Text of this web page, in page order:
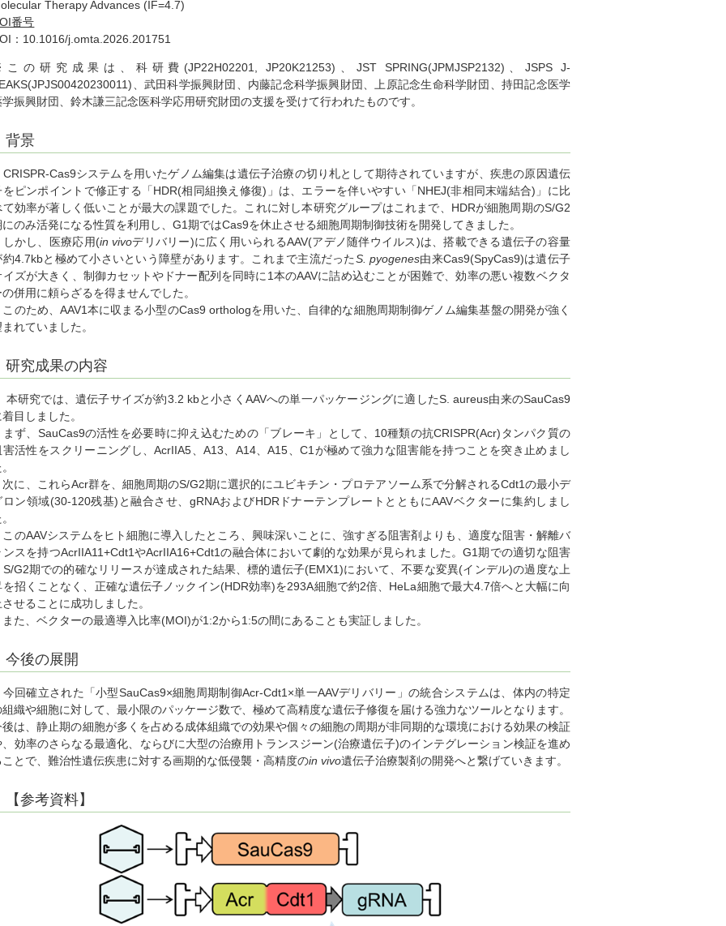
Therapy Advances (IF=4.7)
番号
：10.1016/j.omta.2026.201751
の研究成果は、科研費(JP22H02201, JP20K21253)、JST SPRING(JPMJSP2132)、JSPS J-
、武田科学振興財団、内藤記念科学振興財団、上原記念生命科学財団、持田記念医学
学振興財団、鈴木謙三記念医科学応用研究財団の支援を受けて行われたものです。
背景
Cas9システムを用いたゲノム編集は遺伝子治療の切り札として期待されていますが、疾患の原因遺伝
をピンポイントで修正する「HDR(相同組換え修復)」は、エラーを伴いやすい「NHEJ(非相同末端結合)」に比
て効率が著しく低いことが最大の課題でした。これに対し本研究グループはこれまで、HDRが細胞周期のS/G2
にのみ活発になる性質を利用し、G1期ではCas9を休止させる細胞周期制御技術を開発してきました。
かし、医療応用(in vivoデリバリー)に広く用いられるAAV(アデノ随伴ウイルス)は、搭載できる遺伝子の容量
約4.7kbと極めて小さいという障壁があります。これまで主流だったS. pyogenes由来Cas9(SpyCas9)は遺伝子
イズが大きく、制御カセットやドナー配列を同時に1本のAAVに詰め込むことが困難で、効率の悪い複数ベクタ
の併用に頼らざるを得ませんでした。
のため、AAV1本に収まる小型のCas9 orthologを用いた、自律的な細胞周期制御ゲノム編集基盤の開発が強く
れていました。
研究成果の内容
研究では、遺伝子サイズが約3.2 kbと小さくAAVへの単一パッケージングに適したS. aureus由来のSauCas9
目しました。
ず、SauCas9の活性を必要時に抑え込むための「ブレーキ」として、10種類の抗CRISPR(Acr)タンパク質の
害活性をスクリーニングし、AcrIIA5、A13、A14、A15、C1が極めて強力な阻害能を持つことを突き止めまし
に、これらAcr群を、細胞周期のS/G2期に選択的にユビキチン・プロテアソーム系で分解されるCdt1の最小デ
ロン領域(30-120残基)と融合させ、gRNAおよびHDRドナーテンプレートとともにAAVベクターに集約しまし
のAAVシステムをヒト細胞に導入したところ、興味深いことに、強すぎる阻害剤よりも、適度な阻害・解離バ
ンスを持つAcrIIA11+Cdt1やAcrIIA16+Cdt1の融合体において劇的な効果が見られました。G1期での適切な阻害
S/G2期での的確なリリースが達成された結果、標的遺伝子(EMX1)において、不要な変異(インデル)の過度な上
を招くことなく、正確な遺伝子ノックイン(HDR効率)を293A細胞で約2倍、HeLa細胞で最大4.7倍へと大幅に向
させることに成功しました。
た、ベクターの最適導入比率(MOI)が1:2から1:5の間にあることも実証しました。
今後の展開
回確立された「小型SauCas9×細胞周期制御Acr-Cdt1×単一AAVデリバリー」の統合システムは、体内の特定
組織や細胞に対して、最小限のパッケージ数で、極めて高精度な遺伝子修復を届ける強力なツールとなります。
後は、静止期の細胞が多くを占める成体組織での効果や個々の細胞の周期が非同期的な環境における効果の検証
、効率のさらなる最適化、ならびに大型の治療用トランスジーン(治療遺伝子)のインテグレーション検証を進め
ことで、難治性遺伝疾患に対する画期的な低侵襲・高精度のin vivo遺伝子治療製剤の開発へと繋げていきます。
【参考資料】